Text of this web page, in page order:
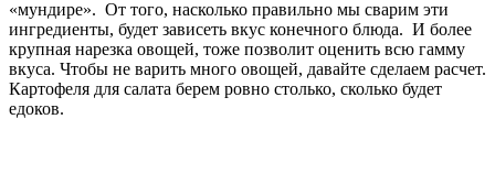
«мундире». От того, насколько правильно мы сварим эти
ингредиенты, будет зависеть вкус конечного блюда. И более
крупная нарезка овощей, тоже позволит оценить всю гамму
вкуса. Чтобы не варить много овощей, давайте сделаем расчет.
Картофеля для салата берем ровно столько, сколько будет
едоков.